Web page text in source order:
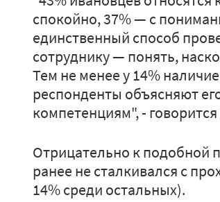
спокойно, 37% — с
единственный способ
сотруднику — понять,
Тем не менее у 14%
респонденты объясняют
компетенциям", -
Отрицательно к подобной
ранее не сталкивался с
14% среди остальных).